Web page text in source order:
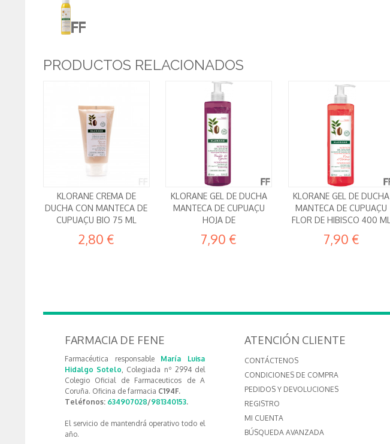
PRODUCTOS RELACIONADOS
KLORANE CREMA DE
DUCHA CON MANTECA DE
CUPUAÇU BIO 75 ML
2,80 €
KLORANE GEL DE DUCHA
MANTECA DE CUPUAÇU
HOJA DE
7,90 €
KLORANE GEL DE DUCHA
MANTECA DE CUPUAÇU
FLOR DE HIBISCO 400 ML
7,90 €
FARMACIA DE FENE
Farmacéutica responsable María Luisa
Hidalgo Sotelo, Colegiada nº 2994 del
Colegio Oficial de Farmaceuticos de A
Coruña. Oficina de farmacia C194F.
Teléfonos: 634907028/981340153.
El servicio de mantendrá operativo todo el
año.
ATENCIÓN CLIENTE
CONTÁCTENOS
CONDICIONES DE COMPRA
PEDIDOS Y DEVOLUCIONES
REGISTRO
MI CUENTA
BÚSQUEDA AVANZADA